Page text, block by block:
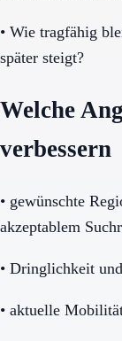
• Wie tragfähig
später steigt?
Welche
verbessern
• gewünschte
akzeptablem
• Dringlichkeit
• aktuelle